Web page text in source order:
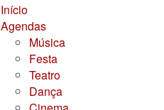
Início
Agendas
Música
Festa
Teatro
Dança